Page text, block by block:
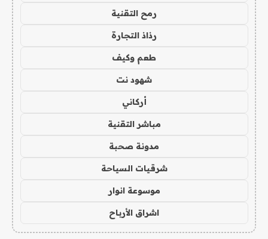
رمح التقنية
رذاذ التجارة
طعم وكيف
شهود نت
أركاني
مباشر التقنية
مدونة صحبة
شرقيات السياحة
موسوعة انوار
اشراق الأرباح